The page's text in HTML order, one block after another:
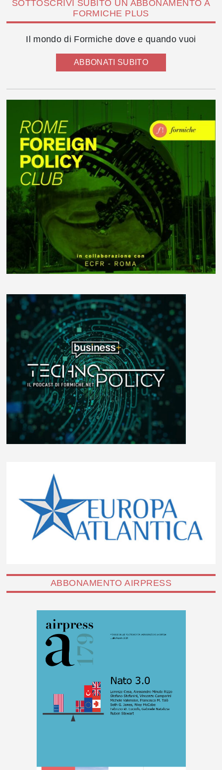
SOTTOSCRIVI SUBITO UN ABBONAMENTO A
FORMICHE PLUS
Il mondo di Formiche dove e quando vuoi
ABBONATI SUBITO
ABBONAMENTO AIRPRESS